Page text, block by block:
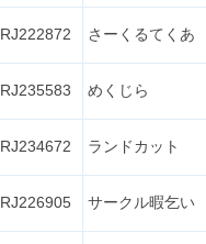
RJ222872 さーくるてくあ
RJ235583 めくじら
RJ234672 ランドカット
RJ226905 サークル暇乞い